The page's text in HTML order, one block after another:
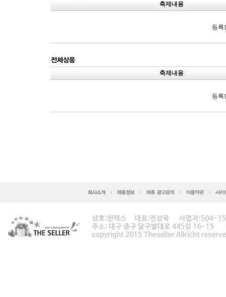
축제내용
등록
축제내용
등록